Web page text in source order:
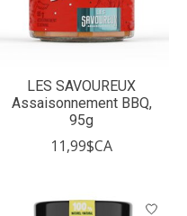
LES SAVOUREUX
Assaisonnement BBQ,
95g
11,99$CA